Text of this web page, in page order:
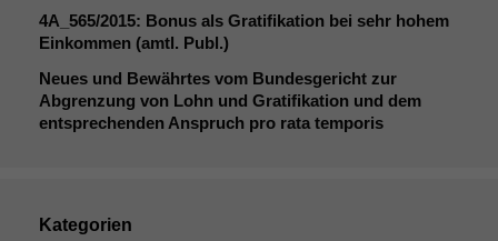
4A_565/2015: Bonus als Gratifikation bei sehr hohem
Einkommen (amtl. Publ.)
Neues und Bewährtes vom Bundesgericht zur
Abgrenzung von Lohn und Gratifikation und dem
entsprechenden Anspruch pro rata temporis
Kategorien
zeichnen
anonyme
statistische
Daten auf.